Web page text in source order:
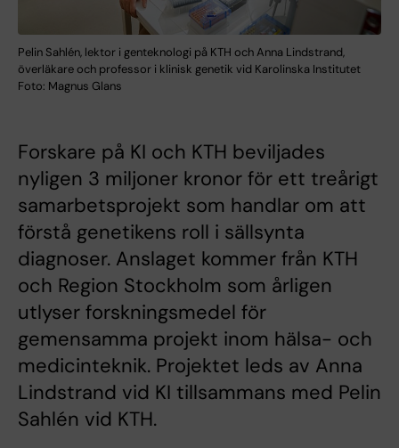
Pelin Sahlén, lektor i genteknologi på KTH och Anna Lindstrand,
överläkare och professor i klinisk genetik vid Karolinska Institutet
Foto: Magnus Glans
Forskare på KI och KTH beviljades
nyligen 3 miljoner kronor för ett treårigt
samarbetsprojekt som handlar om att
förstå genetikens roll i sällsynta
diagnoser. Anslaget kommer från KTH
och Region Stockholm som årligen
utlyser forskningsmedel för
gemensamma projekt inom hälsa- och
medicinteknik. Projektet leds av Anna
Lindstrand vid KI tillsammans med Pelin
Sahlén vid KTH.